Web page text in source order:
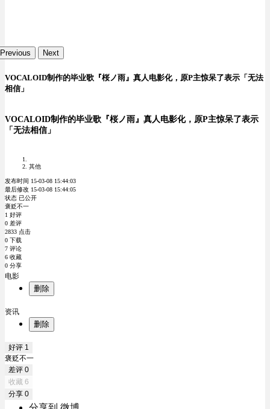
Previous Next
VOCALOID制作的毕业歌『桜ノ雨』真人电影化，原P主惊呆了表示「无法
相信」
VOCALOID制作的毕业歌『桜ノ雨』真人电影化，原P主惊呆了表示
「无法相信」
其他
发布时间 15-03-08 15:44:03
最后修改 15-03-08 15:44:05
状态 已公开
褒贬不一
1 好评
0 差评
2833 点击
0 下载
7 评论
6 收藏
0 分享
电影
删除
资讯
删除
好评 1
褒贬不一
差评 0
收藏 6
分享 0